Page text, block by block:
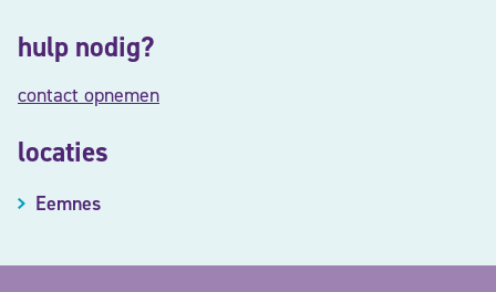
hulp nodig?
contact opnemen
locaties
Eemnes